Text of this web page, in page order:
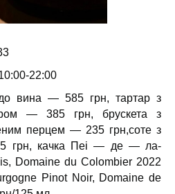
22:00
вина — 585 грн, тартар з
— 385 грн, брускета з
перцем — 235 грн,соте з
грн, качка Пеі — де — ла-
Domaine du Colombier 2022
Pinot Noir, Domaine de